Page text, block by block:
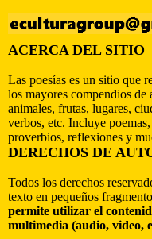
ACERCA DEL SITIO
Las poesías es un sitio que
los mayores compendios de
animales, frutas, lugares,
verbos, etc. Incluye
proverbios, reflexiones y
DERECHOS DE
Todos los derechos
texto en pequeños
permite utilizar el
multimedia (audio, video,